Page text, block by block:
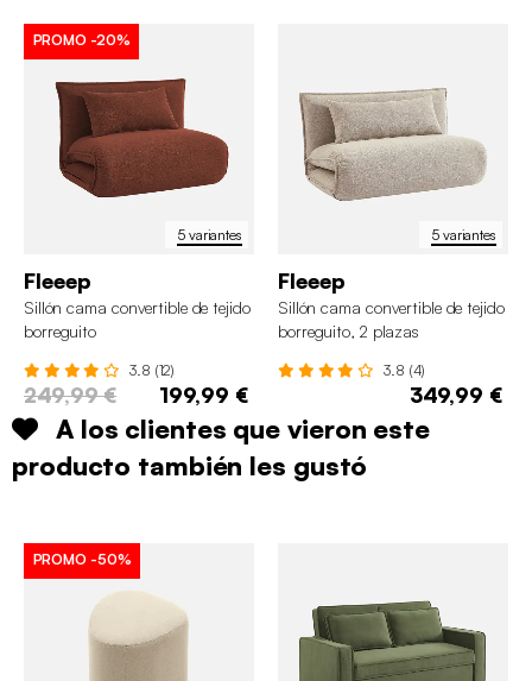
5 variantes
PROMO -20%
Fleeep
Sillón cama convertible de tejido
borreguito
3.8 (12)
249,99 € 199,99 €
5 variantes
Fleeep
Sillón cama convertible de tejido
borreguito, 2 plazas
3.8 (4)
349,99 €
A los clientes que vieron este
producto también les gustó
PROMO -50%